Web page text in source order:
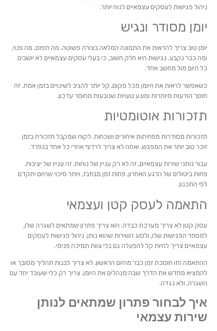
ניהול פגישות לעסקים עצמאיים לנוח יותר.
יומן מסודר ונגיש
יומן טוב צריך להראות את התמונה המלאה בצורה פשוטה. מה תפוס, מה פנוי,
ומה כבר נקבע. נגישות היא חלק חשוב, כי בעלי עסקים עצמאיים לא יושבים
כל היום מול מחשב אחד.
כשאפשר לראות את היומן מכל מקום, קל יותר להגיב לשינויים בזמן אמת. זה
חוסך הודעות מיותרות ומונע טעויות שנובעות מחוסר עדכון.
תזכורות אוטומטיות
תזכורות מסודרות מפחיתות איחורים ושכחות. לקוח שמקבל תזכורת בזמן
זוכר טוב יותר את המפגש, ואתה לא צריך לרדוף אחרי כל אחד בנפרד.
עבור נותני שירות עצמאיים, זה לא רק עניין של נוחות. זה עניין של יציבות.
פחות ביטולים של הרגע האחרון, פחות זמן מבוזבז, ויותר סיכוי שהיום יתקדם
לפי התכנון.
התאמה לעסק קטן ועצמאי
עסק קטן לא צריך מערכת כבדה. הוא צריך פתרון שמתאים לשגרה שלו,
למספר הפגישות שלו, ולסוג השירות שהוא נותן. ניהול פגישות לעסקים
עצמאיים צריך להיות קל להפעלה גם בלי צוות תמיכה פנימי.
ההתאמה הזו חוסכת זמן כבר מהיום הראשון. לא צריך לבנות תהליך מסובך או
להמציא מחדש את הדרך שבה מנהלים את היומן. צריך רק כלי שעובד יחד עם
השגרה, ולא נגדה.
איך לבחור פתרון שמתאים לנותן
שירות עצמאי